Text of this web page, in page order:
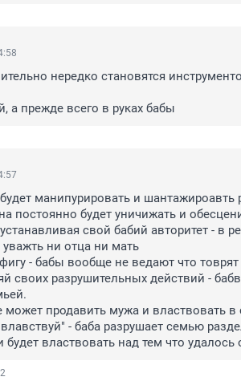
нередко становятся
а прежде всего в руках бабы
манипурировать и шантажироавть
постоянно будет уничижать и
свой бабий авторитет - в
ни отца ни мать
- бабы вообще не ведают что
своих разрушительных действий -
может продавить мужа и властвовать в
- баба разрушает семью
властвовать над тем что удалось
2